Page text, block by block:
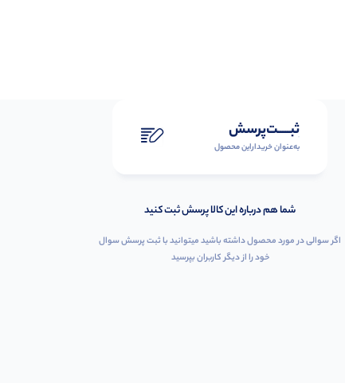
ثبـــــت‌پرسش
به‌عنوان ‌خریدار‌این‌ محصول
شما هم درباره این کالا پرسش ثبت کنید
اگر سوالی در مورد محصول داشته باشید میتوانید با ثبت پرسش سوال
خود را از دیگر کاربران بپرسید